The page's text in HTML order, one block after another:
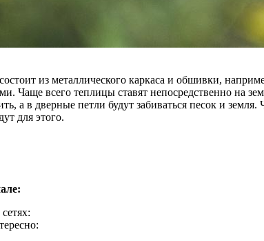
из металлического каркаса и обшивки,
Чаще всего теплицы ставят непосредственно на
а в дверные петли будут забиваться песок и
для этого.